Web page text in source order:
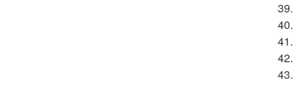
39.
40.
41.
42.
43.